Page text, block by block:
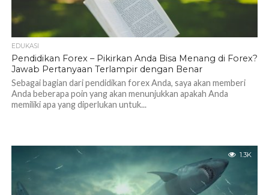
EDUKASI
Pendidikan Forex – Pikirkan Anda Bisa Menang di Forex?
Jawab Pertanyaan Terlampir dengan Benar
Sebagai bagian dari pendidikan forex Anda, saya akan memberi
Anda beberapa poin yang akan menunjukkan apakah Anda
memiliki apa yang diperlukan untuk...
1.3K